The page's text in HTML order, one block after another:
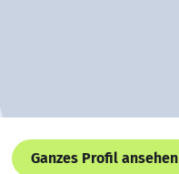
Ganzes Profil ansehen